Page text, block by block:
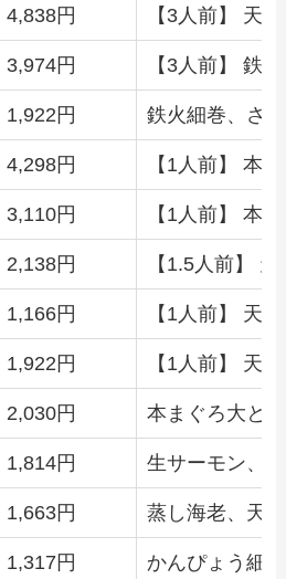
4,838円 【3人前】 天
3,974円 【3人前】 鉄
1,922円 鉄火細巻、さ
4,298円 【1人前】 本
3,110円 【1人前】 本
2,138円 【1.5人前】
1,166円 【1人前】 天
1,922円 【1人前】 天
2,030円 本まぐろ大と
1,814円 生サーモン、
1,663円 蒸し海老、天
1,317円 かんぴょう細